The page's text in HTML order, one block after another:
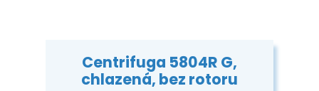
Centrifuga 5804R G,
chlazená, bez rotoru